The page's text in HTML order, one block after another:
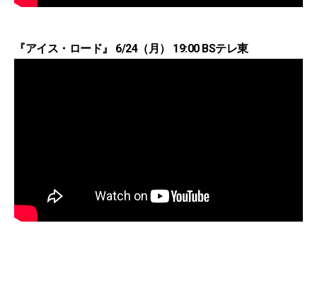
『アイス・ロード』 6/24（月） 19:00 BSテレ東